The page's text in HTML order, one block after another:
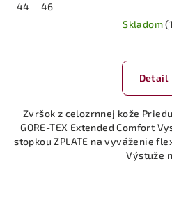
44
46
Skladom
Detail
Zvršok z celozrnnej kože
GORE-TEX Extended Comfort
stopkou ZPLATE na vyváženie
Výstuže